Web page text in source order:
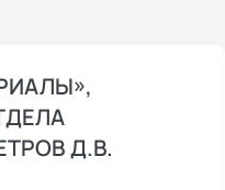
Д.В.